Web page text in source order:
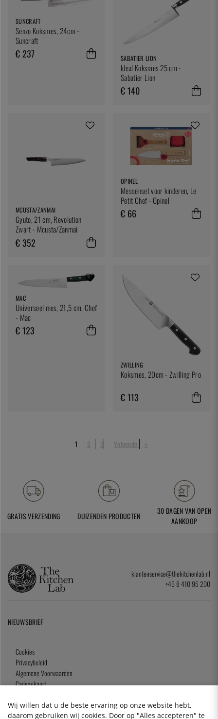
SUNCRAFT
Senzo Koksmes, 24cm -
Suncraft
€ 237 SABATIER LION
Ideal Koksmes 25 cm -
Sabatier Lion
€ 140
MCUSTA/ZANMAI
Gyuto, 21 cm, Revolution
Zwart - Mcusta/Zanmai
€ 352
OPINEL
Messenset voor kinderen, Le
Petit Chef - Opinel
€ 66
MAC
Universeel mes, 21,5 cm, Chef
- Mac
€ 123
ZWILLING
Koksmes, 20cm - Zwilling Pro
€ 113
1 2 3 Volgende »
GRATIS VERZENDING DUIZENDEN PRODUCTEN
30 DAGEN VAN OPEN
AANKOOP
klantenservice@thekitchenlab.nl
+46 8 410 95 200
NIEUWSBRIEF
Cookies
Privacybeleid
Algemene Voorwaarden
Cadeaukaart
Wij willen dat u de beste ervaring op onze website hebt,
daarom gebruiken wij cookies. Door op "Alles accepteren" te